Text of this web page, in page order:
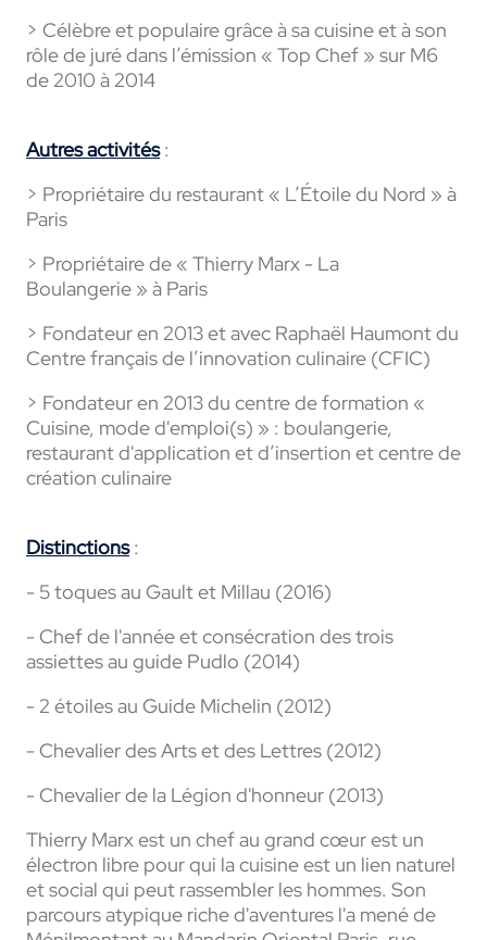
> Célèbre et populaire grâce à sa cuisine et à son
rôle de juré dans l’émission « Top Chef » sur M6
de 2010 à 2014
Autres activités:
> Propriétaire du restaurant « L’Étoile du Nord » à
Paris
> Propriétaire de « Thierry Marx - La
Boulangerie » à Paris
> Fondateur en 2013 et avec Raphaël Haumont du
Centre français de l’innovation culinaire (CFIC)
> Fondateur en 2013 du centre de formation «
Cuisine, mode d'emploi(s) » : boulangerie,
restaurant d'application et d’insertion et centre de
création culinaire
Distinctions:
- 5 toques au Gault et Millau (2016)
- Chef de l'année et consécration des trois
assiettes au guide Pudlo (2014)
- 2 étoiles au Guide Michelin (2012)
- Chevalier des Arts et des Lettres (2012)
- Chevalier de la Légion d'honneur (2013)
Thierry Marx est un chef au grand cœur est un
électron libre pour qui la cuisine est un lien naturel
et social qui peut rassembler les hommes. Son
parcours atypique riche d'aventures l'a mené de